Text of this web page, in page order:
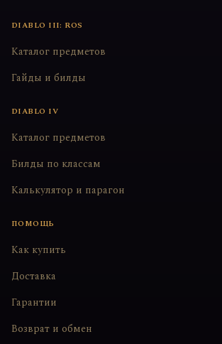
DIABLO III: ROS
Каталог предметов
Гайды и билды
DIABLO IV
Каталог предметов
Билды по классам
Калькулятор и парагон
ПОМОЩЬ
Как купить
Доставка
Гарантии
Возврат и обмен